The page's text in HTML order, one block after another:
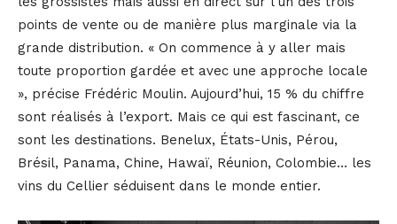
points de vente ou de manière plus marginale via la
grande distribution. « On commence à y aller mais
toute proportion gardée et avec une approche locale
», précise Frédéric Moulin. Aujourd’hui, 15 % du chiffre
sont réalisés à l’export. Mais ce qui est fascinant, ce
sont les destinations. Benelux, États-Unis, Pérou,
Brésil, Panama, Chine, Hawaï, Réunion, Colombie… les
vins du Cellier séduisent dans le monde entier.